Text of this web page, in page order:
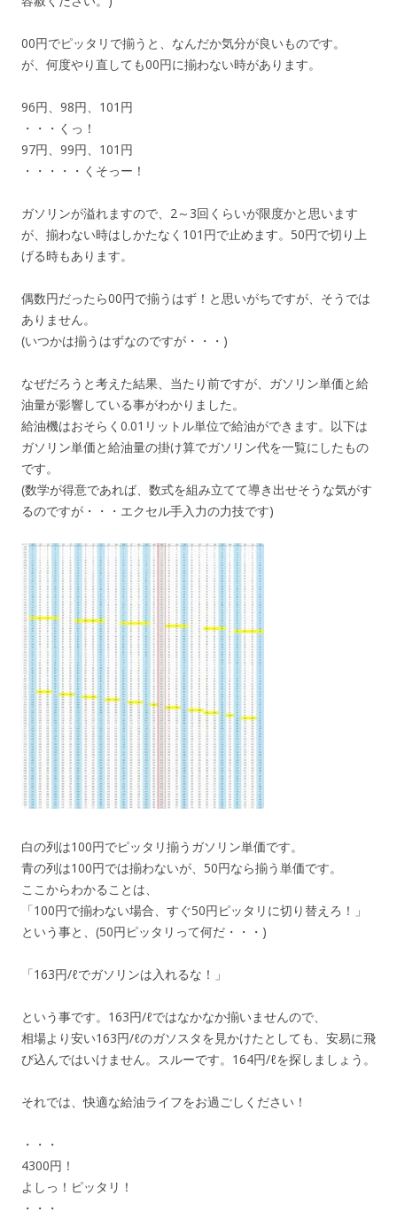
00円でピッタリで揃うと、なんだか気分が良いものです。
が、何度やり直しても00円に揃わない時があります。
96円、98円、101円
・・・くっ！
97円、99円、101円
・・・・・くそっー！
ガソリンが溢れますので、2～3回くらいが限度かと思います
が、揃わない時はしかたなく101円で止めます。50円で切り上
げる時もあります。
偶数円だったら00円で揃うはず！と思いがちですが、そうでは
ありません。
(いつかは揃うはずなのですが・・・)
なぜだろうと考えた結果、当たり前ですが、ガソリン単価と給
油量が影響している事がわかりました。
給油機はおそらく0.01リットル単位で給油ができます。以下は
ガソリン単価と給油量の掛け算でガソリン代を一覧にしたもの
です。
(数学が得意であれば、数式を組み立てて導き出せそうな気がす
るのですが・・・エクセル手入力の力技です)
白の列は100円でピッタリ揃うガソリン単価です。
青の列は100円では揃わないが、50円なら揃う単価です。
ここからわかることは、
「100円で揃わない場合、すぐ50円ピッタリに切り替えろ！」
という事と、(50円ピッタリって何だ・・・)
「163円/ℓでガソリンは入れるな！」
という事です。163円/ℓではなかなか揃いませんので、
相場より安い163円/ℓのガソスタを見かけたとしても、安易に飛
び込んではいけません。スルーです。164円/ℓを探しましょう。
それでは、快適な給油ライフをお過ごしください！
・・・
4300円！
よしっ！ピッタリ！
・・・